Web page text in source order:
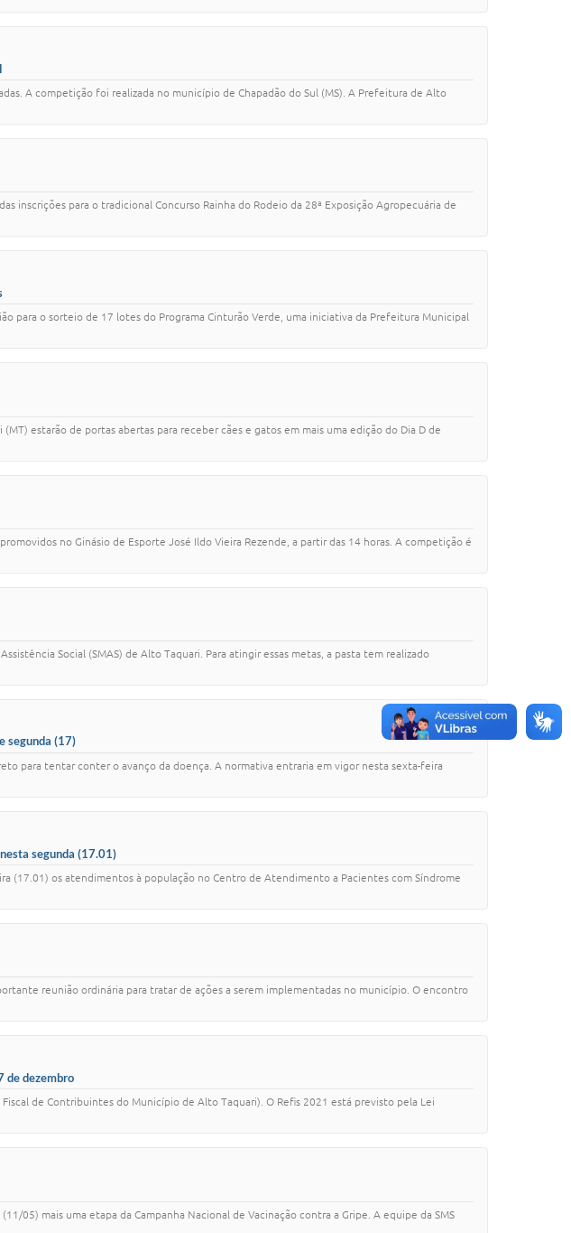
A competição foi realizada no município de Chapadão do Sul (MS). A Prefeitura de Alto
inscrições para o tradicional Concurso Rainha do Rodeio da 28ª Exposição Agropecuária de
para o sorteio de 17 lotes do Programa Cinturão Verde, uma iniciativa da Prefeitura Municipal
estarão de portas abertas para receber cães e gatos em mais uma edição do Dia D de
no Ginásio de Esporte José Ildo Vieira Rezende, a partir das 14 horas. A competição é
Social (SMAS) de Alto Taquari. Para atingir essas metas, a pasta tem realizado
segunda (17)
para tentar conter o avanço da doença. A normativa entraria em vigor nesta sexta-feira
segunda (17.01)
(17.01) os atendimentos à população no Centro de Atendimento a Pacientes com Síndrome
reunião ordinária para tratar de ações a serem implementadas no município. O encontro
de dezembro
de Contribuintes do Município de Alto Taquari). O Refis 2021 está previsto pela Lei
05) mais uma etapa da Campanha Nacional de Vacinação contra a Gripe. A equipe da SMS